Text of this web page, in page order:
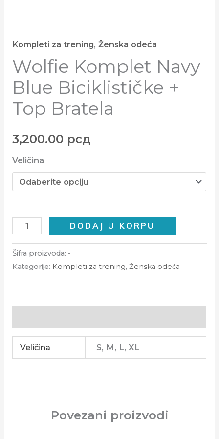
Kompleti za trening,Ženska odeća
Wolfie Komplet Navy
Blue Biciklističke +
Top Bratela
3,200.00 рсд
Veličina
DODAJ U KORPU
Šifra proizvoda: -
Kategorije: Kompleti za trening,Ženska odeća
Veličina S, M, L, XL
Povezani proizvodi